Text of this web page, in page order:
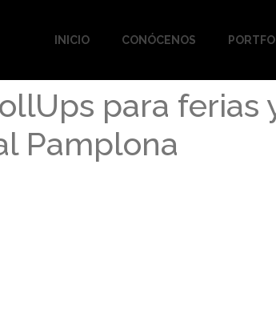
INICIO CONÓCENOS
para ferias
Pamplona